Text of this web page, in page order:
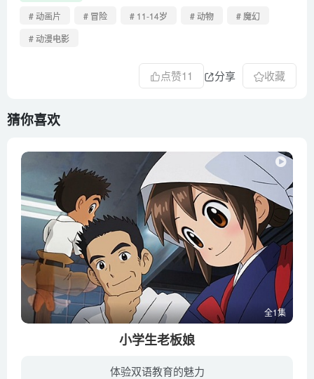
# 动画片
# 冒险 # 11-14岁 # 动物
# 魔幻
# 动漫电影
点赞11 分享 收藏
猜你喜欢
全1集
小学生老板娘
体验双语教育的魅力